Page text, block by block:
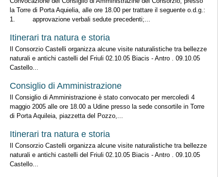
la Torre di Porta Aquielia, alle ore 18.00 per trattare il seguente o.d.g.:
1. approvazione verbali sedute precedenti;...
Itinerari tra natura e storia
Il Consorzio Castelli organizza alcune visite naturalistiche tra bellezze
naturali e antichi castelli del Friuli 02.10.05 Biacis - Antro . 09.10.05
Castello...
Consiglio di Amministrazione
Il Consiglio di Amministrazione è stato convocato per mercoledì 4
maggio 2005 alle ore 18.00 a Udine presso la sede consortile in Torre
di Porta Aquileia, piazzetta del Pozzo,...
Itinerari tra natura e storia
Il Consorzio Castelli organizza alcune visite naturalistiche tra bellezze
naturali e antichi castelli del Friuli 02.10.05 Biacis - Antro . 09.10.05
Castello...